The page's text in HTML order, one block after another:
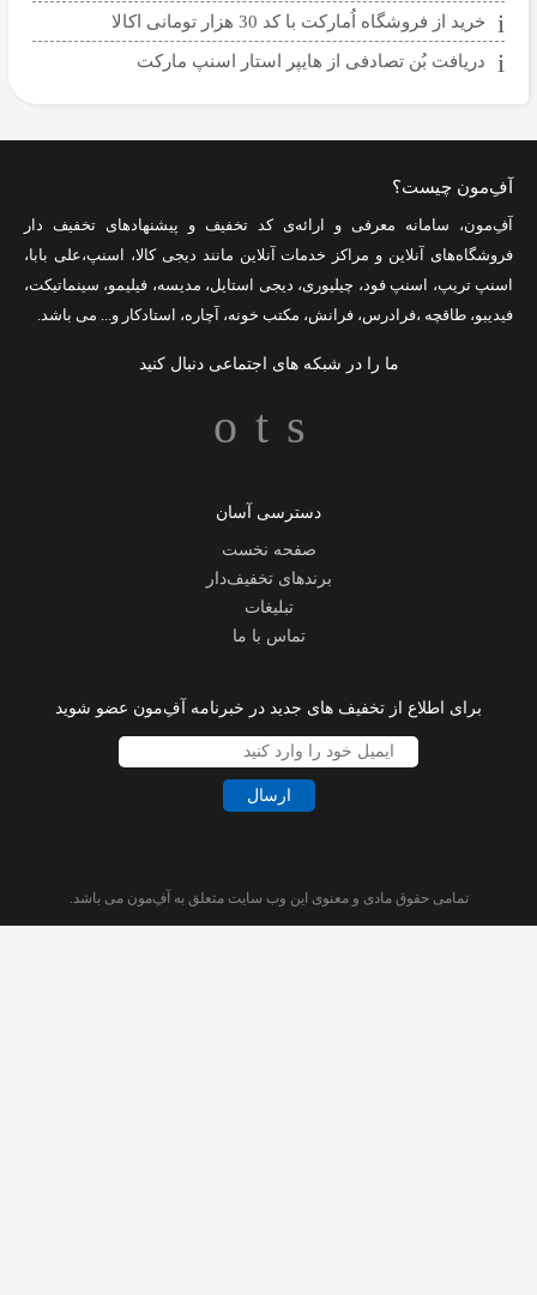
خرید از فروشگاه اُمارکت با کد 30 هزار تومانی اکالا
دریافت بُن تصادفی از هایپر استار اسنپ مارکت
آفِ‌مون چیست؟
آفِ‌مون، سامانه معرفی و ارائه‌یکد تخفیف و پیشنهادهای تخفیف دار
فروشگاه‌های آنلاین و مراکز خدمات آنلاین مانند دیجی کالا، اسنپ،علی بابا،
اسنپ تریپ، اسنپ فود، چیلیوری، دیجی استایل، مدیسه، فیلیمو، سینماتیکت،
فیدیبو، طاقچه ،فرادرس، فرانش، مکتب خونه، آچاره، استادکار و... می باشد.
ما را در شبکه های اجتماعی دنبال کنید
دسترسی آسان
صفحه نخست
برندهای تخفیف‌دار
تبلیغات
تماس با ما
برای اطلاع از تخفیف های جدید در خبرنامه آفِ‌مون عضو شوید
ارسال
تمامی حقوق مادی و معنوی این وب سایت متعلق به آفِ‌مون می باشد.